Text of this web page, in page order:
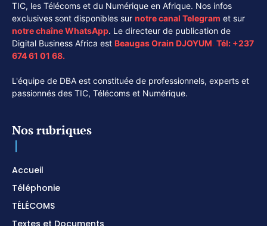
TIC, les Télécoms et du Numérique en Afrique. Nos infos
exclusives sont disponibles sur notre canal Telegram et sur
notre chaîneWhatsApp. Le directeur de publication de
Digital Business Africa est Beaugas Orain DJOYUM. Tél: +237
674 61 01 68.
L'équipe de DBA est constituée de professionnels, experts et
passionnés des TIC, Télécoms et Numérique.
Nos rubriques
Accueil
Téléphonie
TÉLÉCOMS